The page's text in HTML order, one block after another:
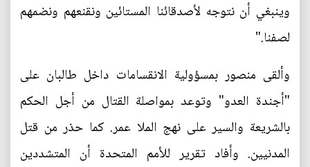
وينبغي أن نتوجه لأصدقائنا المستائين ونقنعهم ونضمهم
لصفنا."
وألقى منصور بمسؤولية الانقسامات داخل طالبان على
"أجندة العدو" وتوعد بمواصلة القتال من أجل الحكم
بالشريعة والسير على نهج الملا عمر. كما حذر من قتل
المدنيين. وأفاد تقرير للأمم المتحدة أن المتشددين